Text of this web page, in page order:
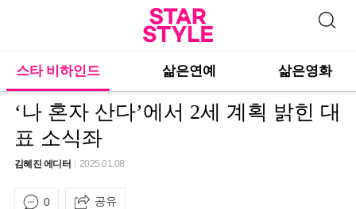
스타 비하인드 삶은연예 삶은영화
‘나 혼자 산다’에서 2세 계획 밝힌 대
표 소식좌
김혜진 에디터 2025.01.08
0 공유